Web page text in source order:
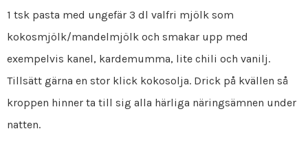
1 tsk pasta med ungefär 3 dl valfri mjölk som
kokosmjölk/mandelmjölk och smakar upp med
exempelvis kanel, kardemumma, lite chili och vanilj.
Tillsätt gärna en stor klick kokosolja. Drick på kvällen så
kroppen hinner ta till sig alla härliga näringsämnen under
natten.